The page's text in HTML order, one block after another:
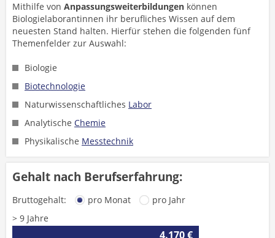
Mithilfe von Anpassungsweiterbildungen können
Biologielaborantinnen ihr berufliches Wissen auf dem
neuesten Stand halten. Hierfür stehen die folgenden fünf
Themenfelder zur Auswahl:
Biologie
Biotechnologie
Naturwissenschaftliches Labor
Analytische Chemie
Physikalische Messtechnik
Gehalt nach Berufserfahrung:
Bruttogehalt: pro Monat
pro Jahr
> 9 Jahre
4.170 €